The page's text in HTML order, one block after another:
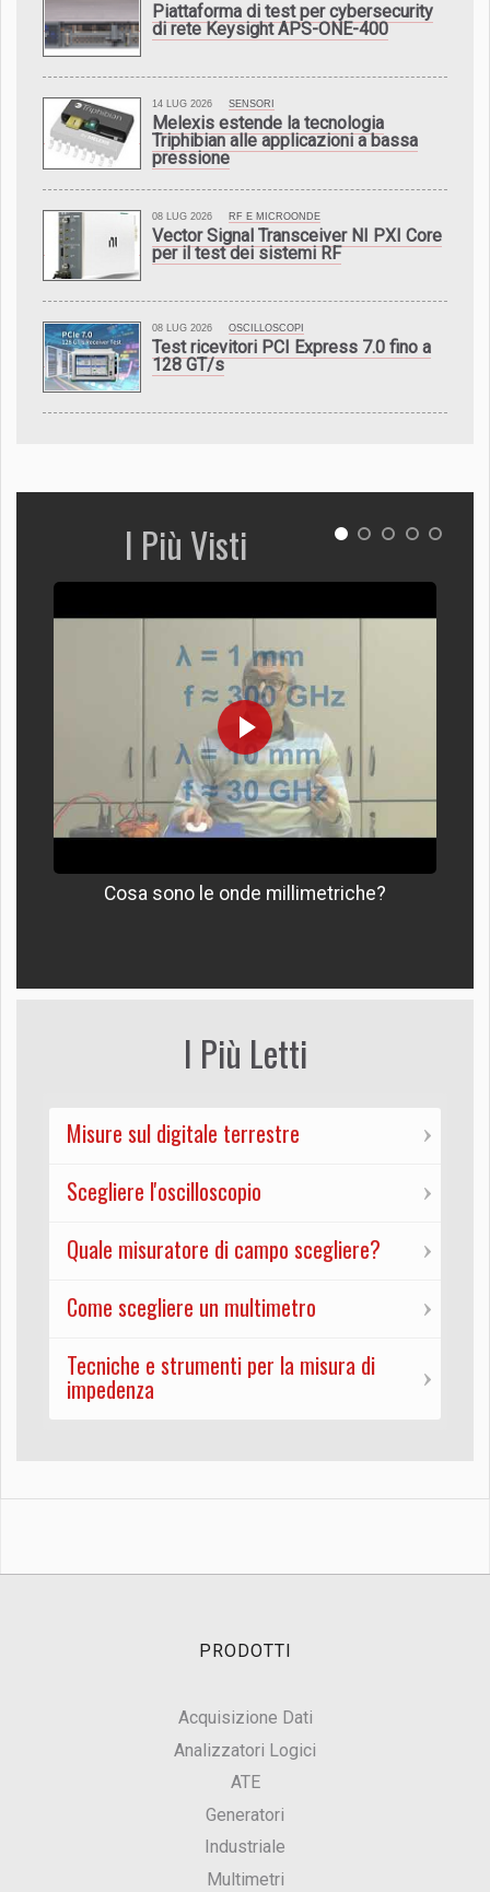
Piattaforma di test per cybersecurity
di rete Keysight APS-ONE-400
14 LUG 2026 SENSORI
Melexis estende la tecnologia
Triphibian alle applicazioni a bassa
pressione
08 LUG 2026 RF E MICROONDE
Vector Signal Transceiver NI PXI Core
per il test dei sistemi RF
08 LUG 2026 OSCILLOSCOPI
Test ricevitori PCI Express 7.0 fino a
128 GT/s
I Più Visti
Cosa sono le onde millimetriche?
I Più Letti
Misure sul digitale terrestre
Scegliere l'oscilloscopio
Quale misuratore di campo scegliere?
Come scegliere un multimetro
Tecniche e strumenti per la misura di
impedenza
PRODOTTI
Acquisizione Dati
Analizzatori Logici
ATE
Generatori
Industriale
Multimetri